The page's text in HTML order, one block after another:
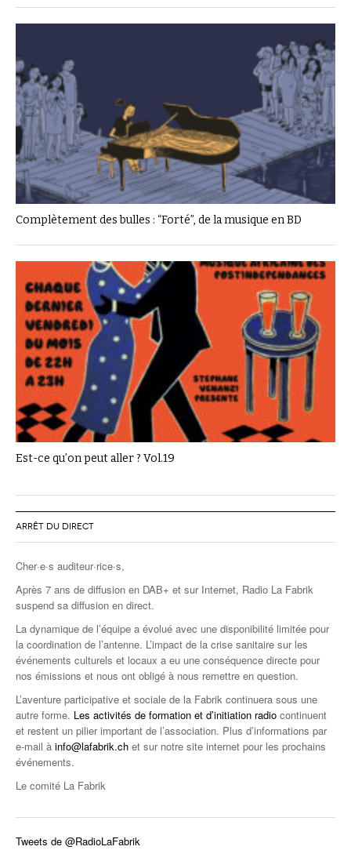
Complètement des bulles : “Forté”, de la musique en BD
Est-ce qu’on peut aller ? Vol.19
ARRÊT DU DIRECT
Cher·e·s auditeur·rice·s,
Après 7 ans de diffusion en DAB+ et sur Internet, Radio La Fabrik
suspend sa diffusion en direct.
La dynamique de l’équipe a évolué avec une disponibilité limitée pour
la coordination de l’antenne. L’impact de la crise sanitaire sur les
événements culturels et locaux a eu une conséquence directe pour
nos émissions et nous ont obligé à nous remettre en question.
L’aventure participative et sociale de la Fabrik continuera sous une
autre forme. Les activités de formation et d’initiation radio continuent
et restent un pilier important de l’association. Plus d’informations par
e-mail à info@lafabrik.ch et sur notre site internet pour les prochains
événements.
Le comité La Fabrik
Tweets de @RadioLaFabrik